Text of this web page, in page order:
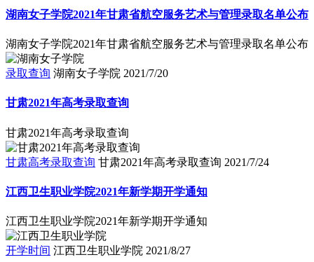
湖南女子学院2021年甘肃省航空服务艺术与管理录取名单公布
湖南女子学院2021年甘肃省航空服务艺术与管理录取名单公布
录取查询 湖南女子学院 2021/7/20
甘肃2021年高考录取查询
甘肃2021年高考录取查询
甘肃高考录取查询 甘肃2021年高考录取查询 2021/7/24
江西卫生职业学院2021年新学期开学通知
江西卫生职业学院2021年新学期开学通知
开学时间 江西卫生职业学院 2021/8/27